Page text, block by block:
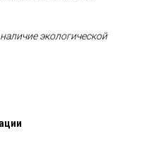
экологической